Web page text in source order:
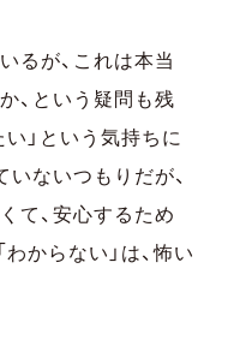
るが、これは本当
、という疑問も残
」という気持ちに
ないつもりだが、
て、安心するため
からない」は、怖い